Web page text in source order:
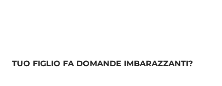
TUO FIGLIO FA DOMANDE IMBARAZZANTI?